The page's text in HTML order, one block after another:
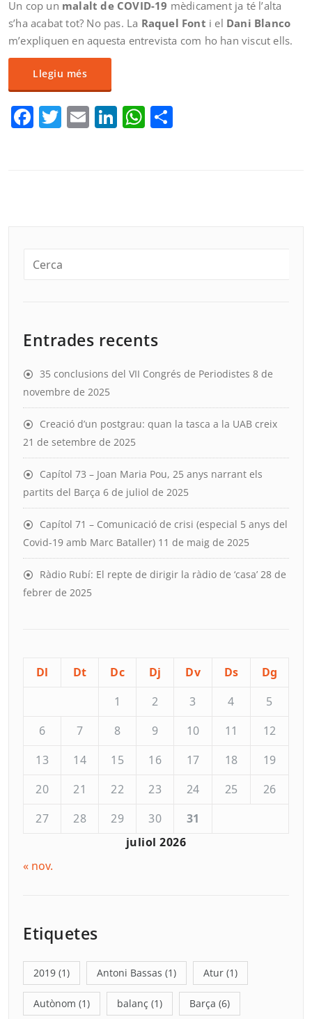
Un cop un malalt de COVID-19 mèdicament ja té l’alta
s’ha acabat tot? No pas. La Raquel Font i el Dani Blanco
m’expliquen en aquesta entrevista com ho han viscut ells.
Llegiu més
Facebook
Twitter
EmailLinkedIn
WhatsApp
Entrades recents
35 conclusions del VII Congrés de Periodistes 8 de
novembre de 2025
Creació d’un postgrau: quan la tasca a la UAB creix
21 de setembre de 2025
Capítol 73 – Joan Maria Pou, 25 anys narrant els
partits del Barça 6 de juliol de 2025
Capítol 71 – Comunicació de crisi (especial 5 anys del
Covid-19 amb Marc Bataller) 11 de maig de 2025
Ràdio Rubí: El repte de dirigir la ràdio de ‘casa’ 28 de
febrer de 2025
juliol 2026
Dl Dt Dc Dj Dv Ds
Dg
1
2 3 4
5
6
7 8 9 10 11
12
13
14 15 16 17 18
19
20
21 22 23 24 25
26
27
28 29 30 31
« nov.
Etiquetes
2019 (1) Antoni Bassas (1) Atur (1)
Autònom (1) balanç (1) Barça (6)